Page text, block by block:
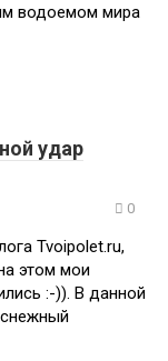
водоемом мира
удар
0
Tvoipolet.ru,
этом мои
:-)). В данной
снежный